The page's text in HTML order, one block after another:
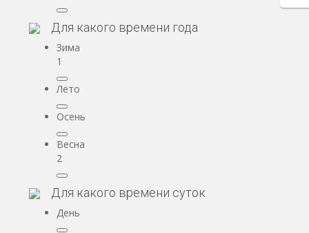
Для какого времени года
Зима
1
Лето
Осень
Весна
2
Для какого времени суток
День